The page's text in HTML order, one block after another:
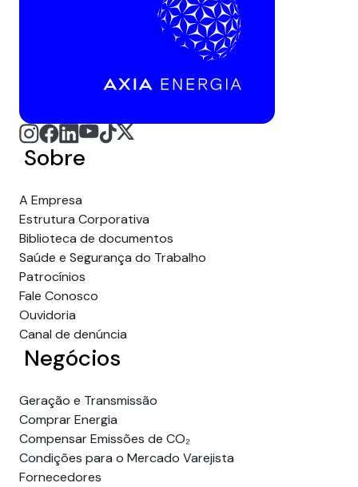
Sobre
A Empresa
Estrutura Corporativa
Biblioteca de documentos
Saúde e Segurança do Trabalho
Patrocínios
Fale Conosco
Ouvidoria
Canal de denúncia
Negócios
Geração e Transmissão
Comprar Energia
Compensar Emissões de CO₂
Condições para o Mercado Varejista
Fornecedores